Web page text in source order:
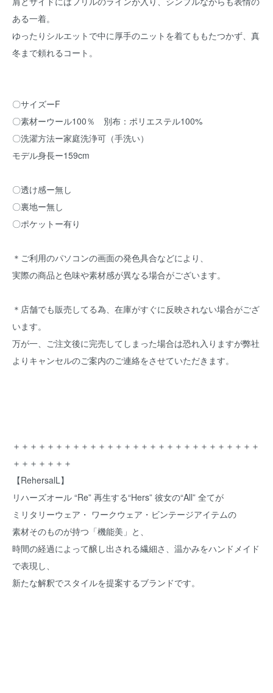
ある一着。
ゆったりシルエットで中に厚手のニットを着てももたつかず、真
冬まで頼れるコート。
〇サイズーF
〇素材ーウール100％ 別布：ポリエステル100%
〇洗濯方法ー家庭洗浄可（手洗い）
モデル身長ー159cm
〇透け感ー無し
〇裏地ー無し
〇ポケットー有り
＊ご利用のパソコンの画面の発色具合などにより、
実際の商品と色味や素材感が異なる場合がございます。
＊店舗でも販売してる為、在庫がすぐに反映されない場合がござ
います。
万が一、ご注文後に完売してしまった場合は恐れ入りますが弊社
よりキャンセルのご案内のご連絡をさせていただきます。
＋＋＋＋＋＋＋＋＋＋＋＋＋＋＋＋＋＋＋＋＋＋＋＋＋＋＋＋＋
＋＋＋＋＋＋＋
【RehersalL】
リハーズオール “Re” 再生する“Hers” 彼女の“All” 全てが
ミリタリーウェア・ ワークウェア・ビンテージアイテムの
素材そのものが持つ「機能美」と、
時間の経過によって醸し出される繊細さ、温かみをハンドメイド
で表現し、
新たな解釈でスタイルを提案するブランドです。